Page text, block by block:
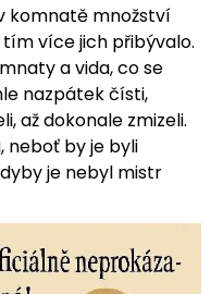
komnatě množství
více jich přibývalo.
a vida, co se
nazpátek čísti,
až dokonale zmizeli.
neboť by je byli
je nebyl mistr